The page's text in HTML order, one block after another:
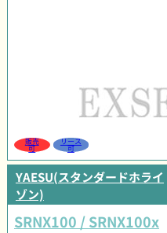
販売
可
リース
可
YAESU(スタンダードホライ
ゾン)
SRNX100 / SRNX100x